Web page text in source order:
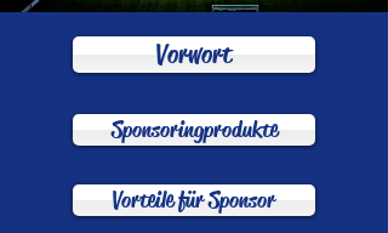
Vorwort
Sponsoringprodukte
Vorteile für Sponsor